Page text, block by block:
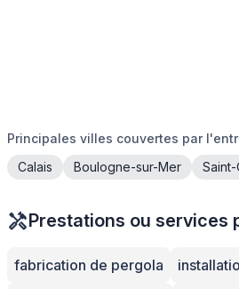
Principales villes couvertes par
Calais
Boulogne-sur-Mer
Prestations ou services
fabrication de pergola